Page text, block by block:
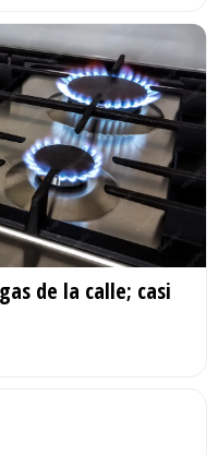
de la calle; casi